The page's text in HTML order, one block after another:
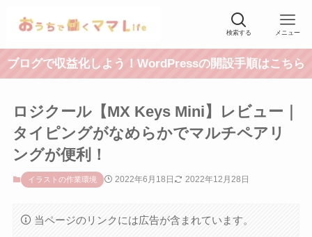
検索する メニュー
ブログで収益化しよう！WordPressの開設手順はこちら
ロジクール【MX Keys Mini】レビュー｜
タイピングがなめらかでマルチペアリ
ングが便利！
イラストの作業環境 2022年6月18日 2022年12月28日
当ページのリンクには広告が含まれています。